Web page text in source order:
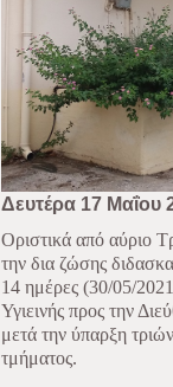
Δευτέρα 17 Μαΐου
Οριστικά από αύριο
την δια ζώσης
14 ημέρες (30/05/
Υγιεινής προς την
μετά την ύπαρξη
τμήματος.